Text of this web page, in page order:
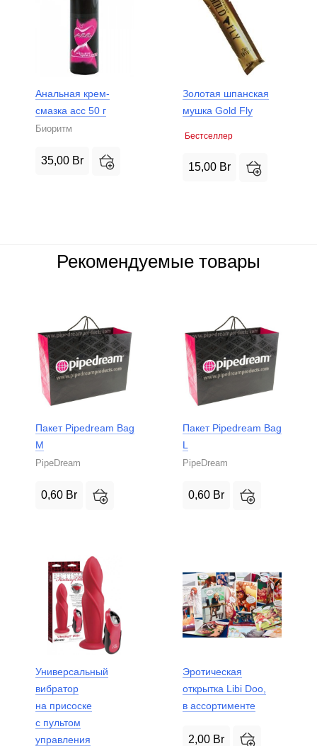
Анальная крем-
смазка асс 50 г
Биоритм
35,00 Br
Золотая шпанская
мушка Gold Fly
Бестселлер
15,00 Br
Рекомендуемые товары
Пакет Pipedream Bag
M
PipeDream
0,60 Br
Пакет Pipedream Bag
L
PipeDream
0,60 Br
Универсальный
вибратор
на присоске
с пультом
управления
Эротическая
открытка Libi Doo,
в ассортименте
2,00 Br